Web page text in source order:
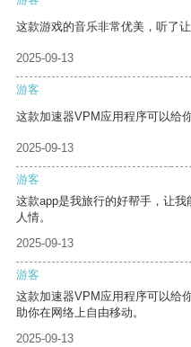
这款游戏的音乐非常优美，听了让
2025-09-13
游客
这款加速器VPM应用程序可以给
2025-09-13
游客
这款app是我旅行的好帮手，让
人情。
2025-09-13
游客
这款加速器VPM应用程序可以给
助你在网络上自由移动。
2025-09-13